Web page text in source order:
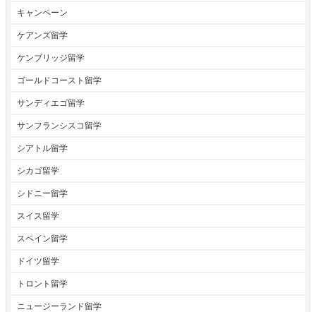
キャンペーン
ケアンズ留学
ケンブリッジ留学
ゴールドコースト留学
サンディエゴ留学
サンフランシスコ留学
シアトル留学
シカゴ留学
シドニー留学
スイス留学
スペイン留学
ドイツ留学
トロント留学
ニュージーランド留学